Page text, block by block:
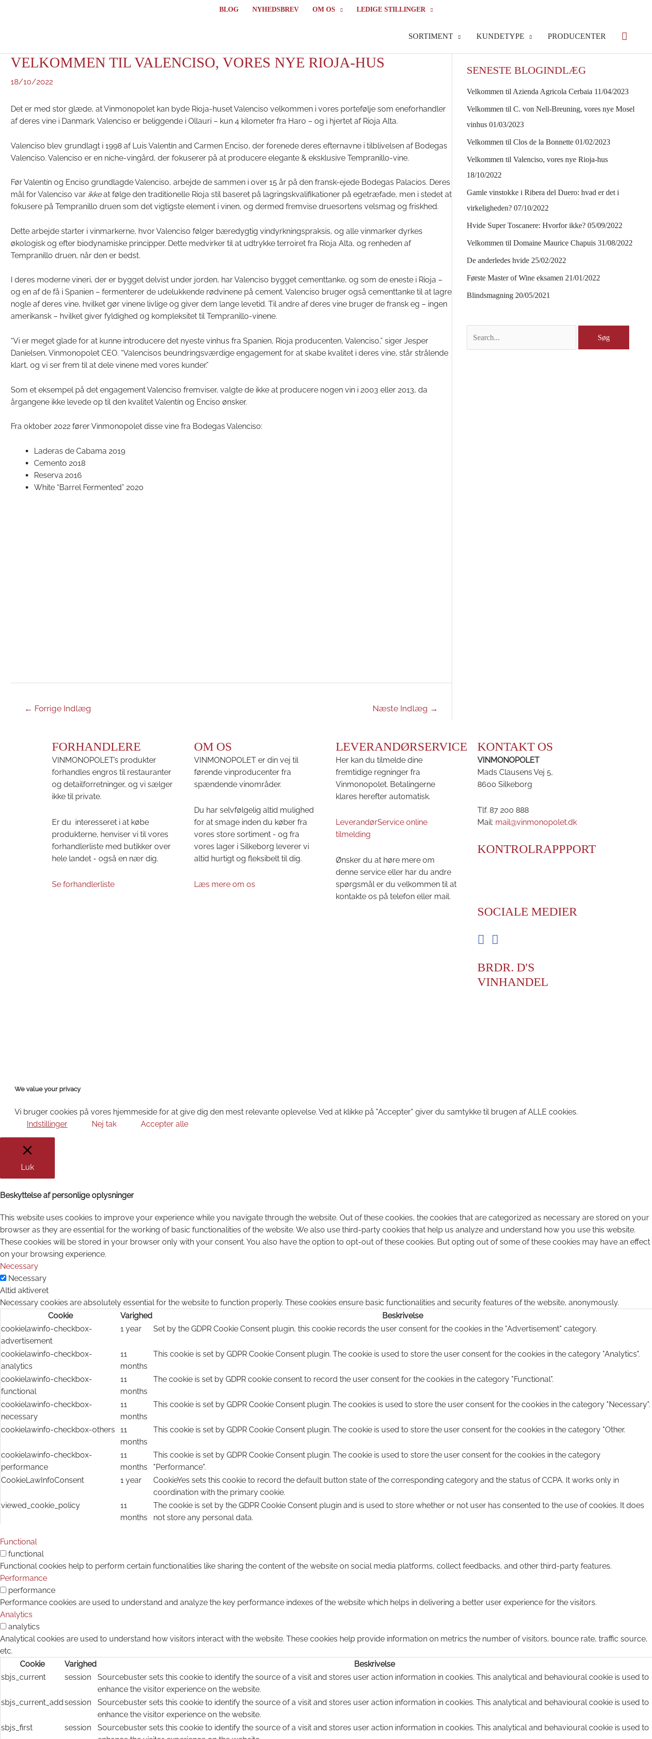
BLOG NYHEDSBREV OM OS LEDIGE STILLINGER
SORTIMENT KUNDETYPE PRODUCENTER
VELKOMMEN TIL VALENCISO, VORES NYE RIOJA-HUS
18/10/2022
Det er med stor glæde, at Vinmonopolet kan byde Rioja-huset Valenciso velkommen i vores portefølje som eneforhandler
af deres vine i Danmark. Valenciso er beliggende i Ollauri – kun 4 kilometer fra Haro – og i hjertet af Rioja Alta.
Valenciso blev grundlagt i 1998 af Luis Valentín and Carmen Enciso, der forenede deres efternavne i tilblivelsen af Bodegas
Valenciso. Valenciso er en niche-vingård, der fokuserer på at producere elegante & eksklusive Tempranillo-vine.
Før Valentín og Enciso grundlagde Valenciso, arbejde de sammen i over 15 år på den fransk-ejede Bodegas Palacios. Deres
mål for Valenciso var ikkeat følge den traditionelle Rioja stil baseret på lagringskvalifikationer på egetræfade, men i stedet at
fokusere på Tempranillo druen som det vigtigste element i vinen, og dermed fremvise druesortens velsmag og friskhed.
Dette arbejde starter i vinmarkerne, hvor Valenciso følger bæredygtig vindyrkningspraksis, og alle vinmarker dyrkes
økologisk og efter biodynamiske principper. Dette medvirker til at udtrykke terroiret fra Rioja Alta, og renheden af
Tempranillo druen, når den er bedst.
I deres moderne vineri, der er bygget delvist under jorden, har Valenciso bygget cementtanke, og som de eneste i Rioja –
og en af de få i Spanien – fermenterer de udelukkende rødvinene på cement. Valenciso bruger også cementtanke til at lagre
nogle af deres vine, hvilket gør vinene livlige og giver dem lange levetid. Til andre af deres vine bruger de fransk eg – ingen
amerikansk – hvilket giver fyldighed og kompleksitet til Tempranillo-vinene.
“Vi er meget glade for at kunne introducere det nyeste vinhus fra Spanien, Rioja producenten, Valenciso,” siger Jesper
Danielsen, Vinmonopolet CEO. “Valencisos beundringsværdige engagement for at skabe kvalitet i deres vine, står strålende
klart, og vi ser frem til at dele vinene med vores kunder.”
Som et eksempel på det engagement Valenciso fremviser, valgte de ikke at producere nogen vin i 2003 eller 2013, da
årgangene ikke levede op til den kvalitet Valentín og Enciso ønsker.
Fra oktober 2022 fører Vinmonopolet disse vine fra Bodegas Valenciso:
Laderas de Cabama 2019
Cemento 2018
Reserva 2016
White “Barrel Fermented” 2020
← Forrige Indlæg Næste Indlæg →
SENESTE BLOGINDLÆG
Velkommen til Azienda Agricola Cerbaia 11/04/2023
Velkommen til C. von Nell-Breuning, vores nye Mosel
vinhus 01/03/2023
Velkommen til Clos de la Bonnette 01/02/2023
Velkommen til Valenciso, vores nye Rioja-hus
18/10/2022
Gamle vinstokke i Ribera del Duero: hvad er det i
virkeligheden? 07/10/2022
Hvide Super Toscanere: Hvorfor ikke? 05/09/2022
Velkommen til Domaine Maurice Chapuis 31/08/2022
De anderledes hvide 25/02/2022
Første Master of Wine eksamen 21/01/2022
Blindsmagning 20/05/2021
ø
FORHANDLERE
VINMONOPOLET’s produkter
forhandles engros til restauranter
og detailforretninger, og vi sælger
ikke til private.
Er du interesseret i at købe
produkterne, henviser vi til vores
forhandlerliste med butikker over
hele landet - også en nær dig.
Se forhandlerliste
OM OS
VINMONOPOLET er din vej til
førende vinproducenter fra
spændende vinområder.
Du har selvfølgelig altid mulighed
for at smage inden du køber fra
vores store sortiment - og fra
vores lager i Silkeborg leverer vi
altid hurtigt og fleksibelt til dig.
Læs mere om os
LEVERANDØRSERVICE
Her kan du tilmelde dine
fremtidige regninger fra
Vinmonopolet. Betalingerne
klares herefter automatisk.
LeverandørService online
tilmelding
Ønsker du at høre mere om
denne service eller har du andre
spørgsmål er du velkommen til at
kontakte os på telefon eller mail.
KONTAKT OS
VINMONOPOLET
Mads Clausens Vej 5,
8600 Silkeborg
Tlf. 87 200 888
Mail: mail@vinmonopolet.dk
KONTROLRAPPPORT
SOCIALE MEDIER
BRDR. D'S
VINHANDEL
We value your privacy
Vi bruger cookies på vores hjemmeside for at give dig den mest relevante oplevelse. Ved at klikke på "Accepter" giver du samtykke til brugen af ALLE cookies.
Indstillinger
Nej tak Accepter alle
Luk
Beskyttelse af personlige oplysninger
This website uses cookies to improve your experience while you navigate through the website. Out of these cookies, the cookies that are categorized as necessary are stored on your
browser as they are essential for the working of basic functionalities of the website. We also use third-party cookies that help us analyze and understand how you use this website.
These cookies will be stored in your browser only with your consent. You also have the option to opt-out of these cookies. But opting out of some of these cookies may have an effect
on your browsing experience.
Necessary
Necessary
Altid aktiveret
Necessary cookies are absolutely essential for the website to function properly. These cookies ensure basic functionalities and security features of the website, anonymously.
Cookie
Varighed
Beskrivelse
cookielawinfo-checkbox-
advertisement
1 year Set by the GDPR Cookie Consent plugin, this cookie records the user consent for the cookies in the "Advertisement" category.
cookielawinfo-checkbox-
analytics
11
months
This cookie is set by GDPR Cookie Consent plugin. The cookie is used to store the user consent for the cookies in the category "Analytics".
cookielawinfo-checkbox-
functional
11
months
The cookie is set by GDPR cookie consent to record the user consent for the cookies in the category "Functional".
cookielawinfo-checkbox-
necessary
11
months
This cookie is set by GDPR Cookie Consent plugin. The cookies is used to store the user consent for the cookies in the category "Necessary".
cookielawinfo-checkbox-others
11
months
This cookie is set by GDPR Cookie Consent plugin. The cookie is used to store the user consent for the cookies in the category "Other.
cookielawinfo-checkbox-
performance
11
months
This cookie is set by GDPR Cookie Consent plugin. The cookie is used to store the user consent for the cookies in the category
"Performance".
CookieLawInfoConsent
1 year
CookieYes sets this cookie to record the default button state of the corresponding category and the status of CCPA. It works only in
coordination with the primary cookie.
viewed_cookie_policy
11
months
The cookie is set by the GDPR Cookie Consent plugin and is used to store whether or not user has consented to the use of cookies. It does
not store any personal data.
Functional
functional
Functional cookies help to perform certain functionalities like sharing the content of the website on social media platforms, collect feedbacks, and other third-party features.
Performance
performance
Performance cookies are used to understand and analyze the key performance indexes of the website which helps in delivering a better user experience for the visitors.
Analytics
analytics
Analytical cookies are used to understand how visitors interact with the website. These cookies help provide information on metrics the number of visitors, bounce rate, traffic source,
etc.
Cookie
Varighed
Beskrivelse
sbjs_current
session
Sourcebuster sets this cookie to identify the source of a visit and stores user action information in cookies. This analytical and behavioural cookie is used to
enhance the visitor experience on the website.
sbjs_current_addsession
Sourcebuster sets this cookie to identify the source of a visit and stores user action information in cookies. This analytical and behavioural cookie is used to
enhance the visitor experience on the website.
sbjs_first
session
Sourcebuster sets this cookie to identify the source of a visit and stores user action information in cookies. This analytical and behavioural cookie is used to